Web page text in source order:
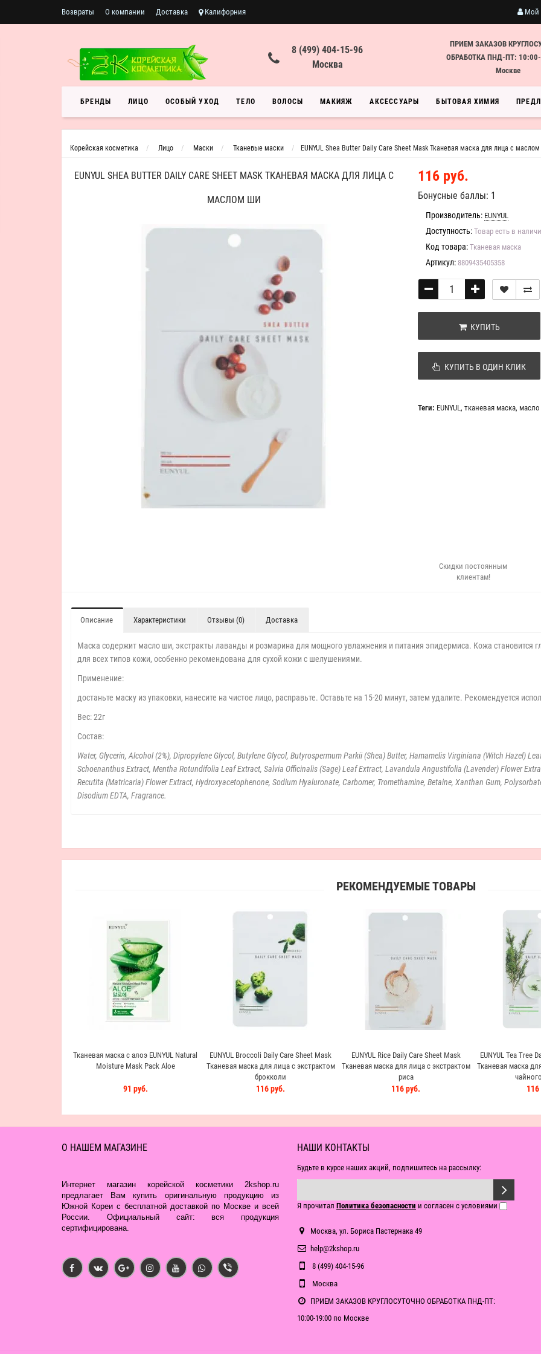
Возвраты О компании Доставка Калифорния Мой
8 (499) 404-15-96
Москва
ПРИЕМ ЗАКАЗОВ
ОБРАБОТКА ПНД-ПТ:
Москве
БРЕНДЫ ЛИЦО ОСОБЫЙ УХОД ТЕЛО ВОЛОСЫ МАКИЯЖ АКСЕССУАРЫ БЫТОВАЯ ХИМИЯ
Корейская косметика Лицо Маски Тканевые маски EUNYUL Shea Butter Daily Care Sheet Mask Тканевая маска для лица с
EUNYUL SHEA BUTTER DAILY CARE SHEET MASK ТКАНЕВАЯ МАСКА ДЛЯ ЛИЦА С
МАСЛОМ ШИ
116 руб.
Бонусные баллы: 1
Производитель: EUNYUL
Доступность: Товар есть в
Код товара: Тканевая маска
Артикул: 8809435405358
КУПИТЬ
КУПИТЬ В ОДИН КЛИК
Теги: EUNYUL, тканевая маска,
Скидки постоянным
клиентам!
Описание Характеристики Отзывы (0) Доставка
Маска содержит масло ши, экстракты лаванды и розмарина для мощного увлажнения и питания эпидермиса. Кожа становится
для всех типов кожи, особенно рекомендована для сухой кожи с шелушениями.
Применение:
достаньте маску из упаковки, нанесите на чистое лицо, расправьте. Оставьте на 15-20 минут, затем удалите. Рекомендуется
Вес: 22г
Состав:
Water, Glycerin, Alcohol (2%), Dipropylene Glycol, Butylene Glycol, Butyrospermum Parkii (Shea) Butter, Hamamelis Virginiana (Witch Hazel)
Schoenanthus Extract, Mentha Rotundifolia Leaf Extract, Salvia Officinalis (Sage) Leaf Extract, Lavandula Angustifolia (Lavender) Flower
Recutita (Matricaria) Flower Extract, Hydroxyacetophenone, Sodium Hyaluronate, Carbomer, Tromethamine, Betaine, Xanthan Gum,
Disodium EDTA, Fragrance.
РЕКОМЕНДУЕМЫЕ ТОВАРЫ
Тканевая маска с алоэ EUNYUL Natural
Moisture Mask Pack Aloe
91 руб.
EUNYUL Broccoli Daily Care Sheet Mask
Тканевая маска для лица с экстрактом
брокколи
116 руб.
EUNYUL Rice Daily Care Sheet Mask
Тканевая маска для лица с экстрактом
риса
116 руб.
EUNYUL Tea Tree
Тканевая маска
116
О НАШЕМ МАГАЗИНЕ
Интернет магазин корейской косметики 2kshop.ru
предлагает Вам купить оригинальную продукцию из
Южной Кореи с бесплатной доставкой по Москве и всей
России. Официальный сайт: вся продукция
сертифицирована.
НАШИ КОНТАКТЫ
Будьте в курсе наших акций, подпишитесь на рассылку:
Я прочитал Политика безопасности и согласен с условиями
Москва, ул. Бориса Пастернака 49
help@2kshop.ru
8 (499) 404-15-96
Москва
ПРИЕМ ЗАКАЗОВ КРУГЛОСУТОЧНО ОБРАБОТКА ПНД-ПТ:
10:00-19:00 по Москве